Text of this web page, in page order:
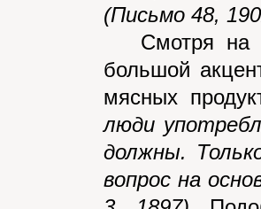
(Письмо 48,
Смотря на
большой
мясных
люди
должны.
вопрос на